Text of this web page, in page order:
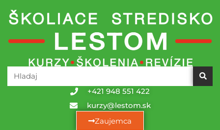
+421 948 551 422
kurzy@lestom.sk
Zaujemca